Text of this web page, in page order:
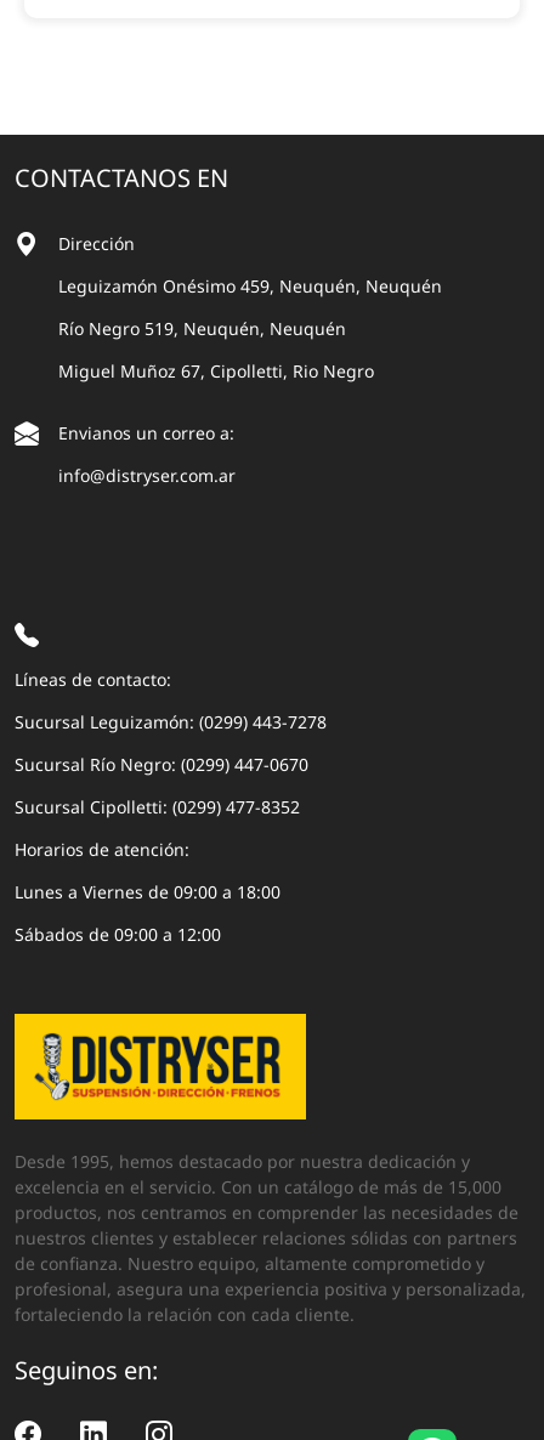
CONTACTANOS EN
Dirección
Leguizamón Onésimo 459, Neuquén, Neuquén
Río Negro 519, Neuquén, Neuquén
Miguel Muñoz 67, Cipolletti, Rio Negro
Envianos un correo a:
info@distryser.com.ar
Líneas de contacto:
Sucursal Leguizamón: (0299) 443-7278
Sucursal Río Negro: (0299) 447-0670
Sucursal Cipolletti: (0299) 477-8352
Horarios de atención:
Lunes a Viernes de 09:00 a 18:00
Sábados de 09:00 a 12:00
Desde 1995, hemos destacado por nuestra dedicación y
excelencia en el servicio. Con un catálogo de más de 15,000
productos, nos centramos en comprender las necesidades de
nuestros clientes y establecer relaciones sólidas con partners
de confianza. Nuestro equipo, altamente comprometido y
profesional, asegura una experiencia positiva y personalizada,
fortaleciendo la relación con cada cliente.
Seguinos en: